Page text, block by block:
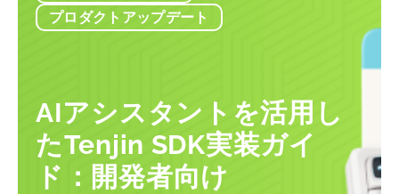
プロダクトアップデート
AIアシスタントを活用し
たTenjin SDK実装ガイ
ド：開発者向け